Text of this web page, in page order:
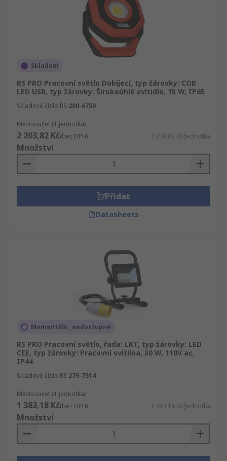
Skladem
RS PRO Pracovní světlo Dobíjecí, typ žárovky: COB
LED USB, typ žárovky: Širokoúhlé svítidlo, 15 W, IP65
Skladové číslo RS 200-6750
Mezisoučet (1 jednotka)
2 203,82 Kč(bez DPH) 2 203,82 Kč/jednotka
Množství
Přidat
Datasheets
Momentáln_ nedostupné
RS PRO Pracovní světlo, řada: LKT, typ žárovky: LED
CEE, typ žárovky: Pracovní svítilna, 30 W, 110V ac,
IP44
Skladové číslo RS 279-7514
Mezisoučet (1 jednotka)
1 383,18 Kč(bez DPH) 1 383,18 Kč/jednotka
Množství